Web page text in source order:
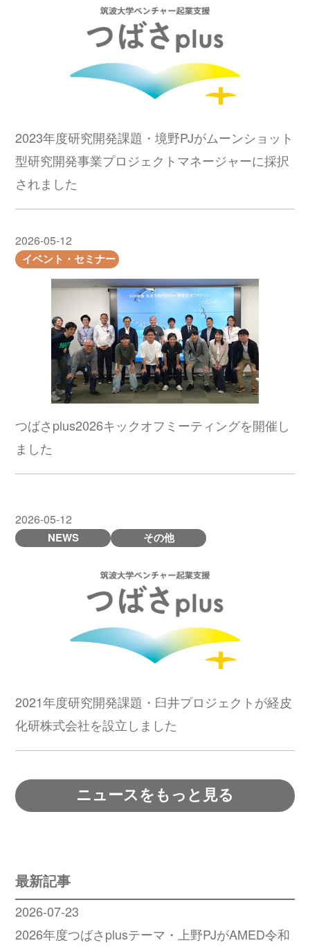
2023年度研究開発課題・境野PJがムーンショット
型研究開発事業プロジェクトマネージャーに採択
されました
2026-05-12
イベント・セミナー
つばさplus2026キックオフミーティングを開催し
ました
2026-05-12
NEWS その他
2021年度研究開発課題・臼井プロジェクトが経皮
化研株式会社を設立しました
ニュースをもっと見る
最新記事
2026-07-23
2026年度つばさplusテーマ・上野PJがAMED令和